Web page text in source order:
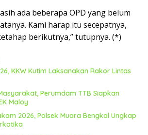
ada beberapa OPD yang belum
Kami harap itu secepatnya,
berikutnya,” tutupnya. (*)
KKW Kutim Laksanakan Rakor Lintas
Perumdam TTB Siapkan
Maloy
2026, Polsek Muara Bengkal Ungkap